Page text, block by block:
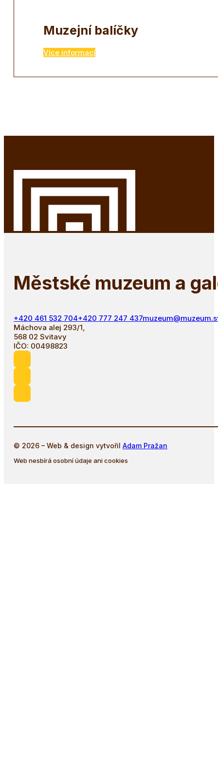
Muzejní balíčky
Více informací
Městské muzeum a
+420 461 532 704+420 777 247 437
Máchova alej 293/1,
568 02 Svitavy
IČO: 00498823
© 2026 – Web & design vytvořil Adam Pražan
Web nesbírá osobní údaje ani cookies